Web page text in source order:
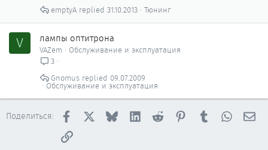
Тюнинг
31.10.2013
emptyA
V лампы оптитрона
VAZem
Обслуживание и эксплуатация
3
Обслуживание и эксплуатация
09.07.2009
Gnomus
Поделиться: Facebook BlueskyLinkedInReddit PinterestTumblr
Ссылка